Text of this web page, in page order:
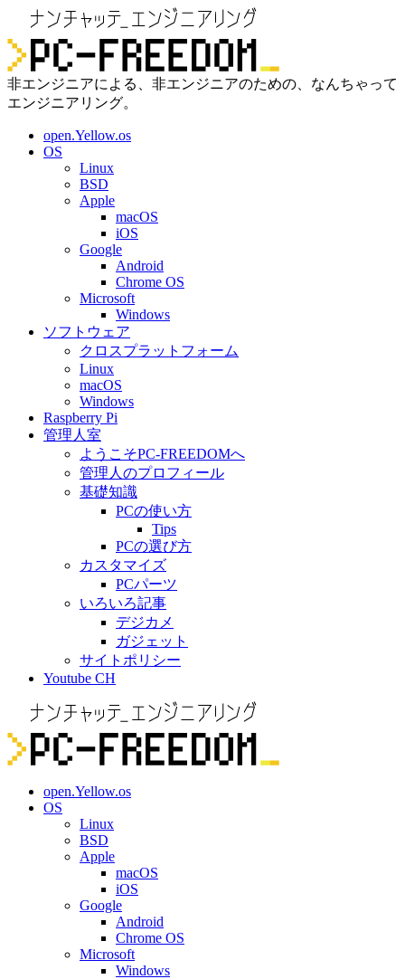
非エンジニアによる、非エンジニアのための、なんちゃって
エンジニアリング。
open.Yellow.os
OS
Linux
BSD
Apple
macOS
iOS
Google
Android
Chrome OS
Microsoft
Windows
ソフトウェア
クロスプラットフォーム
Linux
macOS
Windows
Raspberry Pi
管理人室
ようこそPC-FREEDOMへ
管理人のプロフィール
基礎知識
PCの使い方
Tips
PCの選び方
カスタマイズ
PCパーツ
いろいろ記事
デジカメ
ガジェット
サイトポリシー
Youtube CH
open.Yellow.os
OS
Linux
BSD
Apple
macOS
iOS
Google
Android
Chrome OS
Microsoft
Windows